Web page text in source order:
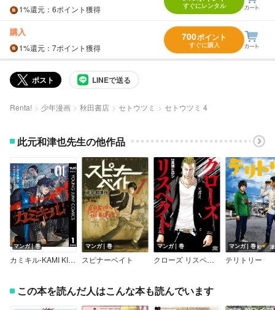
1%還元 ：6ポイント獲得 すぐにレンタル
購入
1%還元 ：7ポイント獲得
700ポイント
すぐに購入
ポスト LINEで送る
Renta! 少年漫画 秋田書店 セトウツミ セトウツミ 4
此元和津也先生の他作品
マンガ｜巻
カミキル-KAMI KILL-
マンガ｜巻
スピナーベイト
マンガ｜巻
クローズ リスペクト
マンガ｜巻
テリトリー
この本を読んだ人はこんな本も読んでいます